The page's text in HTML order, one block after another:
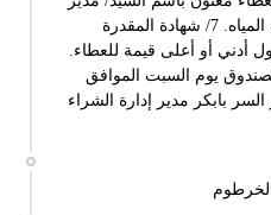
عام هيئة الطرق والجسور ومصارف المياه. 7/ شهادة المقدرة
بقبول أدني أو أعلى قيمة للعطاء.
يوم السبت الموافق
بابكر السر بابكر مدير إدارة الشراء